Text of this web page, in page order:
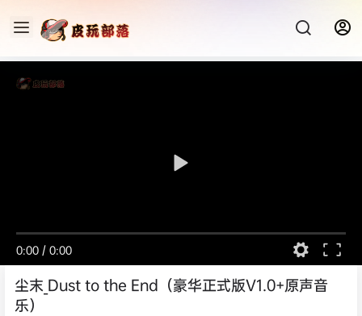
0:00 / 0:00
尘末_Dust to the End（豪华正式版V1.0+原声音
乐）